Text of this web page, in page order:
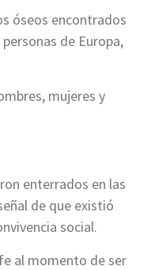
óseos encontrados
de Europa,
mujeres y
enterrados en las
de que existió
social.
al momento de ser